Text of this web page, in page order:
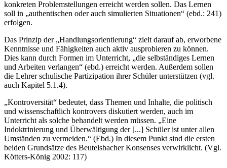
konkreten Problemstellungen erreicht werden sollen. Das Lernen
soll in „authentischen oder auch simulierten Situationen“ (ebd.: 241)
erfolgen.
Das Prinzip der „Handlungsorientierung“ zielt darauf ab, erworbene
Kenntnisse und Fähigkeiten auch aktiv ausprobieren zu können.
Dies kann durch Formen im Unterricht, „die selbständiges Lernen
und Arbeiten verlangen“ (ebd.) erreicht werden. Außerdem sollen
die Lehrer schulische Partizipation ihrer Schüler unterstützen (vgl.
auch Kapitel 5.1.4).
„Kontroversität“ bedeutet, dass Themen und Inhalte, die politisch
und wissenschaftlich kontrovers diskutiert werden, auch im
Unterricht als solche behandelt werden müssen. „Eine
Indoktrinierung und Überwältigung der [...] Schüler ist unter allen
Umständen zu vermeiden.“ (Ebd.) In diesem Punkt sind die ersten
beiden Grundsätze des Beutelsbacher Konsenses verwirklicht. (Vgl.
Kötters-König 2002: 117)